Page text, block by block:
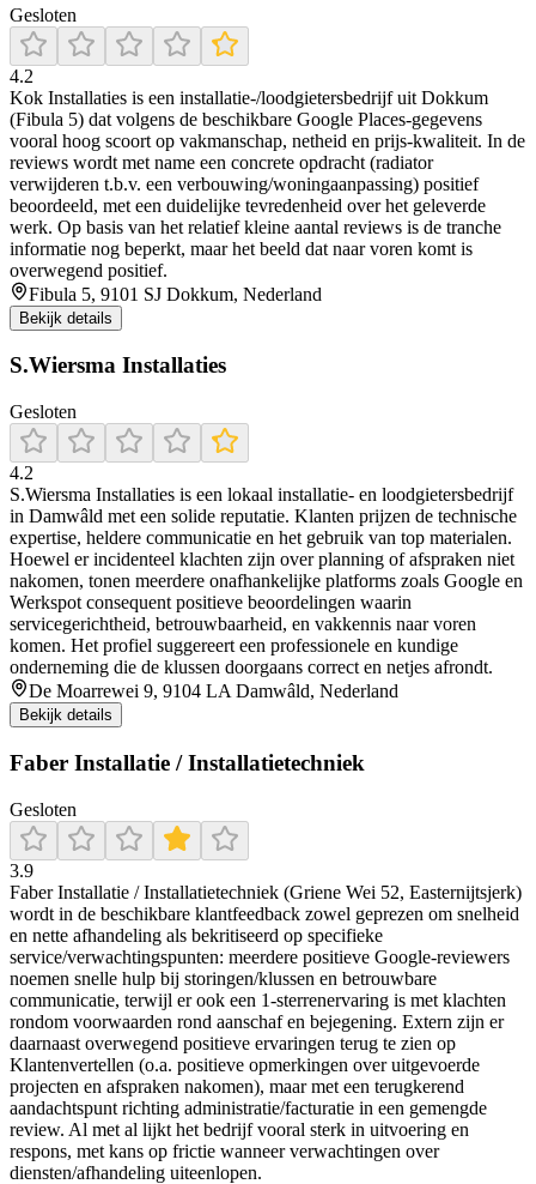
Gesloten
4.2
Kok Installaties is een installatie-/loodgietersbedrijf uit Dokkum
(Fibula 5) dat volgens de beschikbare Google Places-gegevens
vooral hoog scoort op vakmanschap, netheid en prijs-kwaliteit. In de
reviews wordt met name een concrete opdracht (radiator
verwijderen t.b.v. een verbouwing/woningaanpassing) positief
beoordeeld, met een duidelijke tevredenheid over het geleverde
werk. Op basis van het relatief kleine aantal reviews is de tranche
informatie nog beperkt, maar het beeld dat naar voren komt is
overwegend positief.
Fibula 5, 9101 SJ Dokkum, Nederland
Bekijk details
S.Wiersma Installaties
Gesloten
4.2
S.Wiersma Installaties is een lokaal installatie- en loodgietersbedrijf
in Damwâld met een solide reputatie. Klanten prijzen de technische
expertise, heldere communicatie en het gebruik van top materialen.
Hoewel er incidenteel klachten zijn over planning of afspraken niet
nakomen, tonen meerdere onafhankelijke platforms zoals Google en
Werkspot consequent positieve beoordelingen waarin
servicegerichtheid, betrouwbaarheid, en vakkennis naar voren
komen. Het profiel suggereert een professionele en kundige
onderneming die de klussen doorgaans correct en netjes afrondt.
De Moarrewei 9, 9104 LA Damwâld, Nederland
Bekijk details
Faber Installatie / Installatietechniek
Gesloten
3.9
Faber Installatie / Installatietechniek (Griene Wei 52, Easternijtsjerk)
wordt in de beschikbare klantfeedback zowel geprezen om snelheid
en nette afhandeling als bekritiseerd op specifieke
service/verwachtingspunten: meerdere positieve Google-reviewers
noemen snelle hulp bij storingen/klussen en betrouwbare
communicatie, terwijl er ook een 1-sterrenervaring is met klachten
rondom voorwaarden rond aanschaf en bejegening. Extern zijn er
daarnaast overwegend positieve ervaringen terug te zien op
Klantenvertellen (o.a. positieve opmerkingen over uitgevoerde
projecten en afspraken nakomen), maar met een terugkerend
aandachtspunt richting administratie/facturatie in een gemengde
review. Al met al lijkt het bedrijf vooral sterk in uitvoering en
respons, met kans op frictie wanneer verwachtingen over
diensten/afhandeling uiteenlopen.